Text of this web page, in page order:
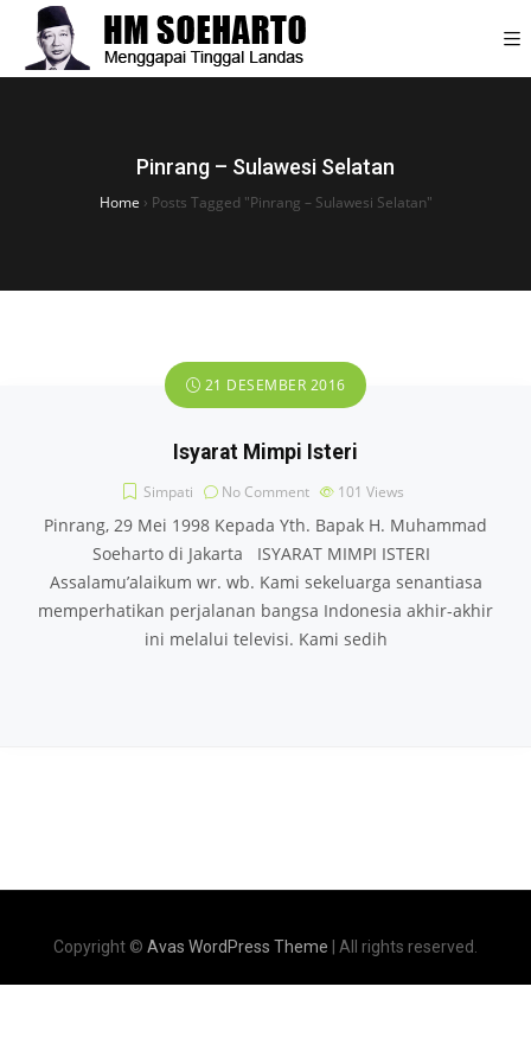
Pinrang – Sulawesi Selatan
Home › Posts Tagged "Pinrang – Sulawesi Selatan"
21 DESEMBER 2016
Isyarat Mimpi Isteri
Simpati No Comment 101 Views
Pinrang, 29 Mei 1998 Kepada Yth. Bapak H. Muhammad
Soeharto di Jakarta ISYARAT MIMPI ISTERI
Assalamu’alaikum wr. wb. Kami sekeluarga senantiasa
memperhatikan perjalanan bangsa Indonesia akhir-akhir
ini melalui televisi. Kami sedih
Copyright © Avas WordPress Theme | All rights reserved.